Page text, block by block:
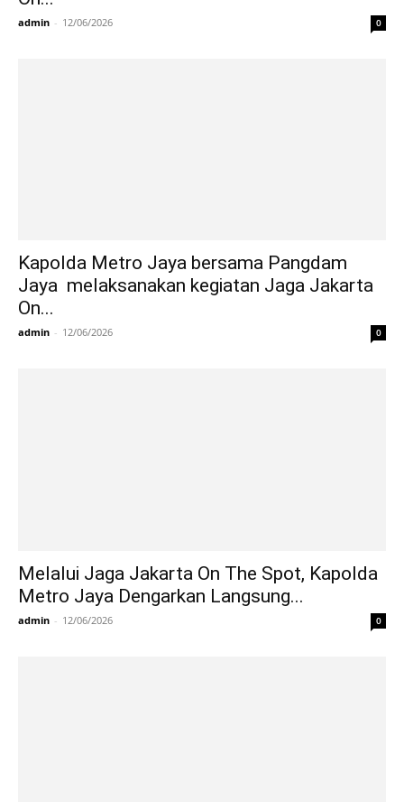
admin - 12/06/2026 0
Kapolda Metro Jaya bersama Pangdam
Jaya melaksanakan kegiatan Jaga Jakarta
On...
admin - 12/06/2026 0
Melalui Jaga Jakarta On The Spot, Kapolda
Metro Jaya Dengarkan Langsung...
admin - 12/06/2026 0